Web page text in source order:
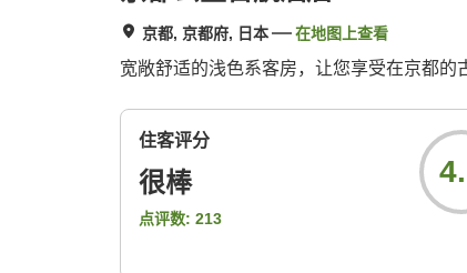
京都, 京都府, 日本 在地图上查看
宽敞舒适的浅色系客房，让您享受在京都的
住客评分
很棒
点评数: 213